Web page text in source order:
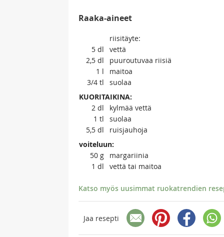
Raaka-aineet
riisitäyte:
5 dl
vettä
2,5 dl
puuroutuvaa riisiä
1 l
maitoa
3/4 tl
suolaa
KUORITAIKINA:
2 dl
kylmää vettä
1 tl
suolaa
5,5 dl
ruisjauhoja
voiteluun:
50 g
margariinia
1 dl vettä tai maitoa
Katso myös uusimmat ruokatrendien
Jaa resepti